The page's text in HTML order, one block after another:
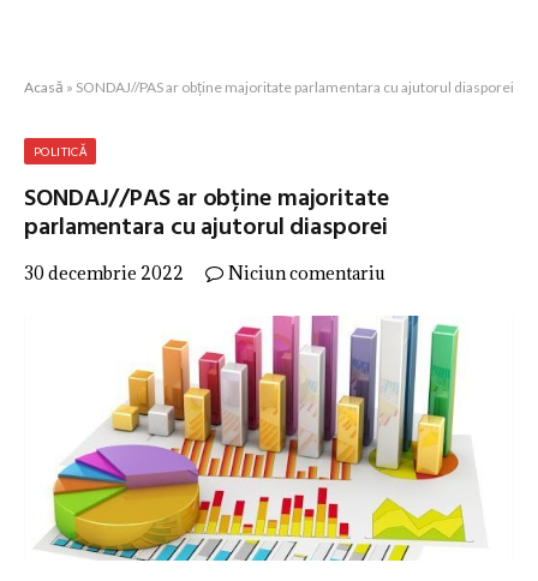
Acasă » SONDAJ//PAS ar obține majoritate parlamentara cu ajutorul diasporei
POLITICĂ
SONDAJ//PAS ar obține majoritate
parlamentara cu ajutorul diasporei
30 decembrie 2022 Niciun comentariu